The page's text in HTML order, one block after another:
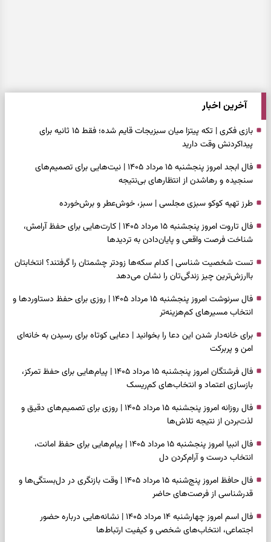
آخرین اخبار
بازی فکری | تکه پیتزا میان سبزیجات قایم شده؛ فقط ۱۵ ثانیه برای
پیداکردنش وقت دارید
فال ابجد امروز پنجشنبه ۱۵ مرداد ۱۴۰۵ | نیت‌هایی برای تصمیم‌های
سنجیده و رهاشدن از انتظارهای بی‌نتیجه
طرز تهیه کوکو سبزی مجلسی | سبز، خوش‌عطر و برش‌خورده
فال تاروت امروز پنجشنبه ۱۵ مرداد ۱۴۰۵ | کارت‌هایی برای حفظ آرامش،
شناخت فرصت واقعی و پایان‌دادن به تردیدها
تست شخصیت شناسی | کدام سکه‌ها زودتر چشمتان را گرفتند؟ انتخابتان
باارزش‌ترین چیز زندگی‌تان را نشان می‌دهد
فال سرنوشت امروز پنجشنبه ۱۵ مرداد ۱۴۰۵ | روزی برای حفظ دستاوردها و
انتخاب مسیرهای کم‌هزینه‌تر
برای خانه‌دار شدن این دعا را بخوانید | دعایی کوتاه برای رسیدن به خانه‌ای
امن و پربرکت
فال فرشتگان امروز پنجشنبه ۱۵ مرداد ۱۴۰۵ | پیام‌هایی برای حفظ تمرکز،
بازسازی اعتماد و انتخاب‌های کم‌ریسک
فال روزانه امروز پنجشنبه ۱۵ مرداد ۱۴۰۵ | روزی برای تصمیم‌های دقیق و
لذت‌بردن از نتیجه تلاش‌ها
فال انبیا امروز پنجشنبه ۱۵ مرداد ۱۴۰۵ | پیام‌هایی برای حفظ امانت،
انتخاب درست و آرام‌کردن دل
فال حافظ امروز پنج‌شنبه ۱۵ مرداد ۱۴۰۵ | وقت بازنگری در دل‌بستگی‌ها و
قدرشناسی از فرصت‌های حاضر
فال اسم امروز چهارشنبه ۱۴ مرداد ۱۴۰۵ | نشانه‌هایی درباره حضور
اجتماعی، انتخاب‌های شخصی و کیفیت ارتباط‌ها